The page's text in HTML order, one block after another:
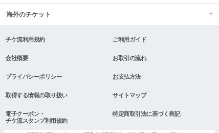
海外のチケット
チケ流利用規約 ご利用ガイド
会社概要 お取引の流れ
プライバシーポリシー お支払方法
取得する情報の取り扱い サイトマップ
電子クーポン・
チケ流スタンプ利用規約
特定商取引法に基づく表記